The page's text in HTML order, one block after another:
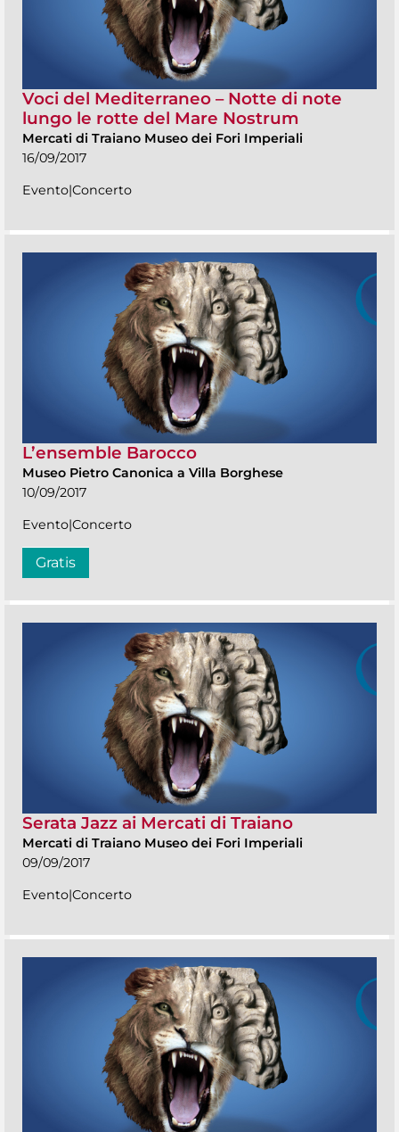
Voci del Mediterraneo – Notte di note
lungo le rotte del Mare Nostrum
Mercati di Traiano Museo dei Fori Imperiali
16/09/2017
Evento|Concerto
L’ensemble Barocco
Museo Pietro Canonica a Villa Borghese
10/09/2017
Evento|Concerto
Gratis
Serata Jazz ai Mercati di Traiano
Mercati di Traiano Museo dei Fori Imperiali
09/09/2017
Evento|Concerto